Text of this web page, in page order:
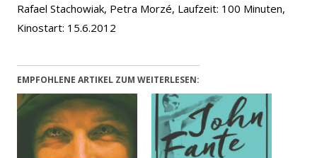
Rafael Stachowiak, Petra Morzé, Laufzeit: 100 Minuten,
Kinostart: 15.6.2012
EMPFOHLENE ARTIKEL ZUM WEITERLESEN: